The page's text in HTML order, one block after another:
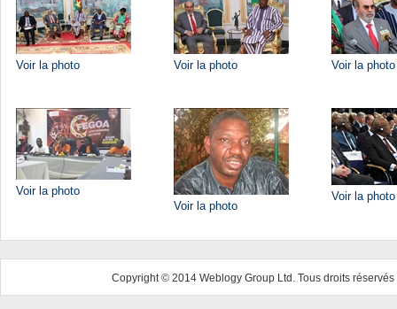
Voir la photo Voir la photo Voir la photo
Voir la photo
Voir la photo
Voir la photo
Copyright © 2014 Weblogy Group Ltd. Tous droits